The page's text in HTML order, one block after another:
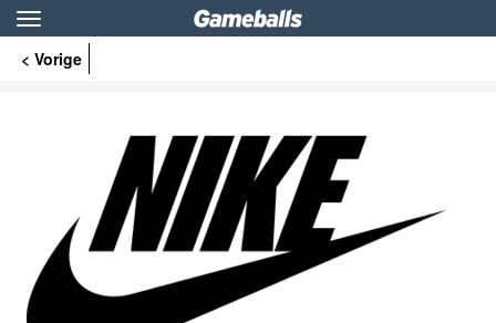
Toggle
navigation
< Vorige